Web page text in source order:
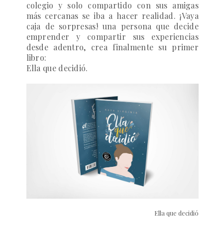
colegio y solo compartido con sus amigas
más cercanas se iba a hacer realidad. ¡Vaya
caja de sorpresas! una persona que decide
emprender y compartir sus experiencias
desde adentro, crea finalmente su primer
libro:
Ella que decidió.
Ella que decidió